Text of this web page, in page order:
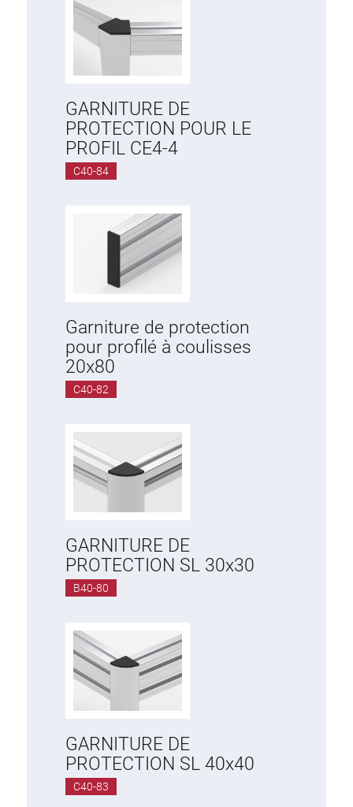
GARNITURE DE
PROTECTION POUR LE
PROFIL CE4-4
C40-84
Garniture de protection
pour profilé à coulisses
20x80
C40-82
GARNITURE DE
PROTECTION SL 30x30
B40-80
GARNITURE DE
PROTECTION SL 40x40
C40-83